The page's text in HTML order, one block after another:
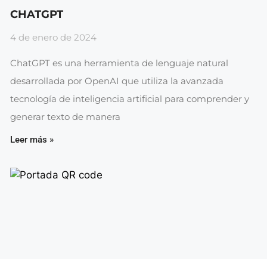
CHATGPT
4 de enero de 2024
ChatGPT es una herramienta de lenguaje natural
desarrollada por OpenAI que utiliza la avanzada
tecnología de inteligencia artificial para comprender y
generar texto de manera
Leer más »